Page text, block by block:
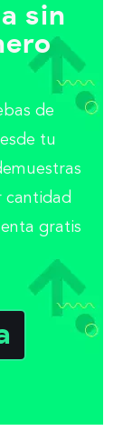
sin
de
tu
cantidad
gratis